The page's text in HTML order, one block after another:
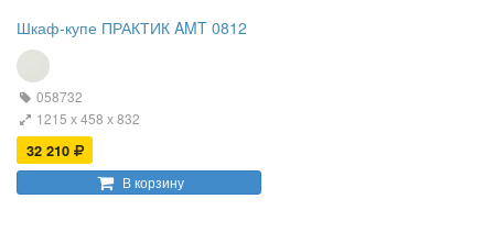
Шкаф-купе ПРАКТИК AMT 0812
058732
1215 х 458 х 832
32 210
В корзину